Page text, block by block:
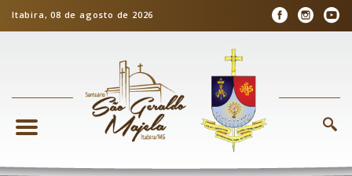
Itabira, 08 de agosto de 2026